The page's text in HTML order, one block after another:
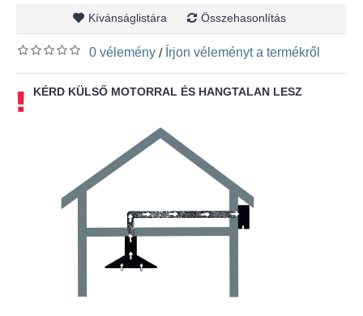
Kívánságlistára Összehasonlítás
0 vélemény / Írjon véleményt a termékről
KÉRD KÜLSŐ MOTORRAL ÉS HANGTALAN LESZ